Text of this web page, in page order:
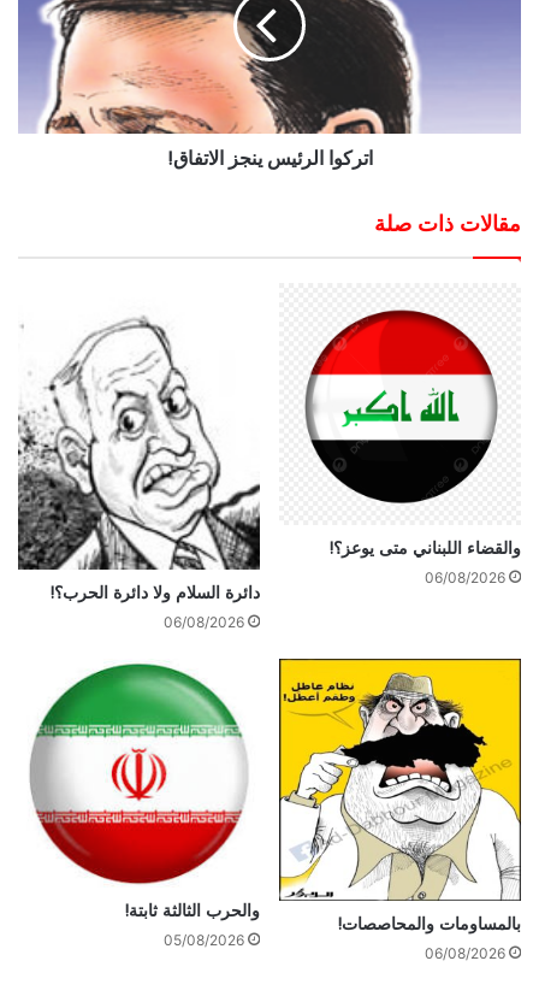
اتركوا الرئيس ينجز الاتفاق!
مقالات ذات صلة
والقضاء اللبناني متى يوعز؟!
06/08/2026
دائرة السلام ولا دائرة الحرب؟!
06/08/2026
بالمساومات والمحاصصات!
06/08/2026
والحرب الثالثة ثابتة!
05/08/2026